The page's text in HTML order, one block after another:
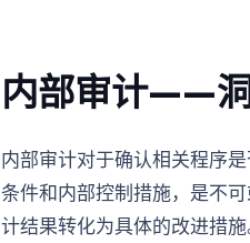
内部审计——
内部审计对于确认相关程序
条件和内部控制措施，是不
计结果转化为具体的改进措施